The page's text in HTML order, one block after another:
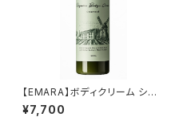
【EMARA】ボディクリーム シダ
ーウッド 150ml
¥7,700